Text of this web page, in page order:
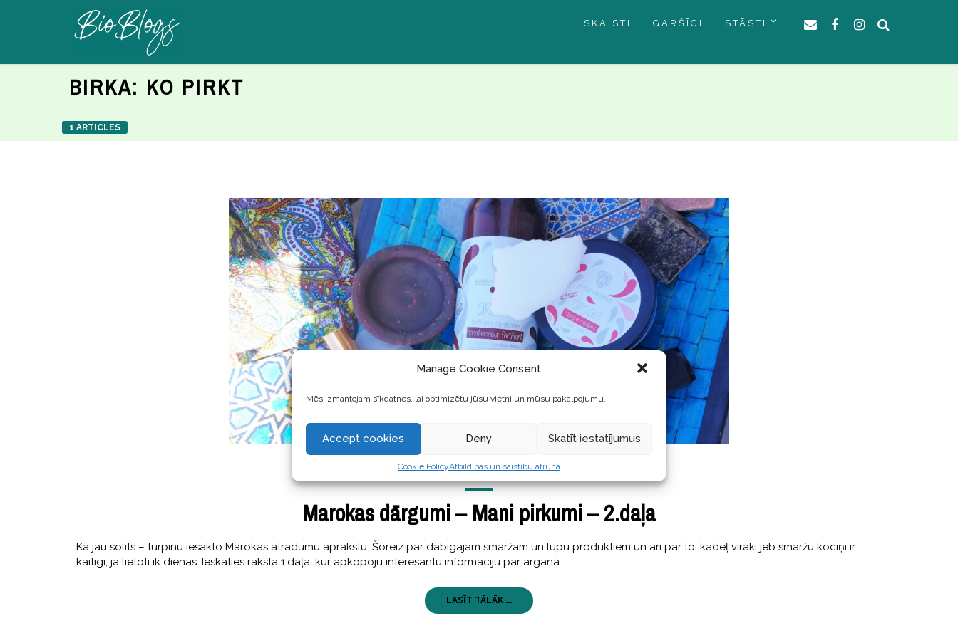
Manage Cookie Consent
Mēs izmantojam sīkdatnes, lai optimizētu jūsu vietni un mūsu pakalpojumu.
Accept cookies Deny Skatīt iestatījumus
Cookie PolicyAtbildības un saistību atruna
SKAISTI GARŠĪGI STĀSTI
BIRKA: KO PIRKT
1 ARTICLES
SKAISTI,STĀSTI
Marokas dārgumi – Mani pirkumi – 2.daļa
Kā jau solīts – turpinu iesākto Marokas atradumu aprakstu. Šoreiz par dabīgajām smaržām un lūpu produktiem un arī par to, kādēļ vīraki jeb smaržu kociņi ir
kaitīgi, ja lietoti ik dienas. Ieskaties raksta 1.daļā, kur apkopoju interesantu informāciju par argāna
LASĪT TĀLĀK ...